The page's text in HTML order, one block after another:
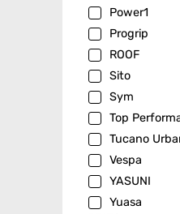
Power1
Progrip
ROOF
Sito
Sym
Top
Tucano
Vespa
YASUNI
Yuasa